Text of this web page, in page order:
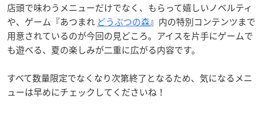
店頭で味わうメニューだけでなく、もらって嬉しいノベルティ
や、ゲーム『あつまれ どうぶつの森』内の特別コンテンツまで
用意されているのが今回の見どころ。アイスを片手にゲームで
も遊べる、夏の楽しみが二重に広がる内容です。
すべて数量限定でなくなり次第終了となるため、気になるメニ
ューは早めにチェックしてくださいね！